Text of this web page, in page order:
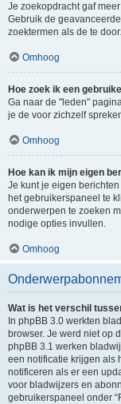
Je zoekopdracht gaf
Gebruik de
zoektermen als de te
Omhoog
Hoe zoek ik een
Ga naar de "leden"
je de voor zichzelf
Omhoog
Hoe kan ik mijn eigen
Je kunt je eigen
het gebruikerspaneel te
onderwerpen te zoeken
nodige opties invullen.
Omhoog
Wat is het verschil
In phpBB 3.0 werkten
browser. Je werd niet op
phpBB 3.1 werken
een notificatie krijgen als
notificeren als er een
voor bladwijzers en
gebruikerspaneel onder